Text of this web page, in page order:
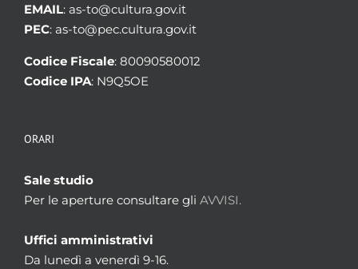
EMAIL: as-to@cultura.gov.it
PEC: as-to@pec.cultura.gov.it
Codice Fiscale: 80090580012
Codice IPA: N9Q5OE
ORARI
Sale studio
Per le aperture consultare gli AVVISI.
Uffici amministrativi
Da lunedì a venerdì 9-16.